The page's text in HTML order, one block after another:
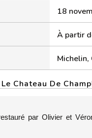
18
À partir
Chateau De
par Olivier et